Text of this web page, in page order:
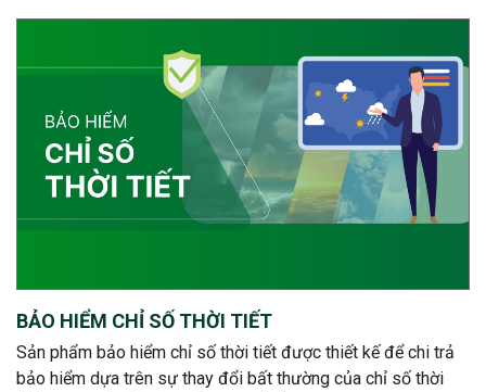
BẢO HIỂM CHỈ SỐ THỜI TIẾT
Sản phẩm bảo hiểm chỉ số thời tiết được thiết kế để chi trả
bảo hiểm dựa trên sự thay đổi bất thường của chỉ số thời